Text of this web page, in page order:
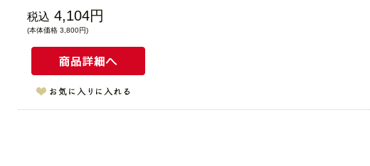
税込 4,104円
(本体価格 3,800円)